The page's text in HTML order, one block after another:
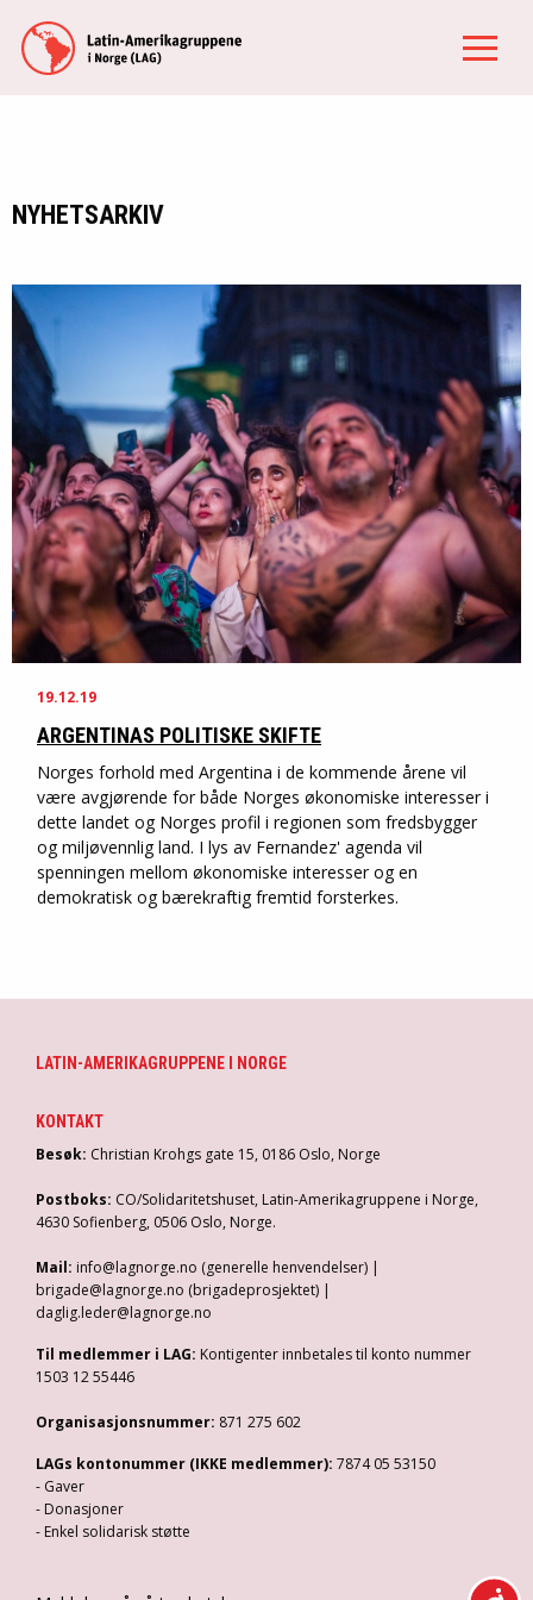
NYHETSARKIV
19.12.19
ARGENTINAS POLITISKE SKIFTE
Norges forhold med Argentina i de kommende årene vil
være avgjørende for både Norges økonomiske interesser i
dette landet og Norges profil i regionen som fredsbygger
og miljøvennlig land. I lys av Fernandez' agenda vil
spenningen mellom økonomiske interesser og en
demokratisk og bærekraftig fremtid forsterkes.
LATIN-AMERIKAGRUPPENE I NORGE
KONTAKT
Besøk: Christian Krohgs gate 15, 0186 Oslo, Norge
Postboks: CO/Solidaritetshuset, Latin-Amerikagruppene i Norge,
4630 Sofienberg, 0506 Oslo, Norge.
Mail: info@lagnorge.no (generelle henvendelser) |
brigade@lagnorge.no (brigadeprosjektet) |
daglig.leder@lagnorge.no
Til medlemmer i LAG: Kontigenter innbetales til konto nummer
1503 12 55446
Organisasjonsnummer: 871 275 602
LAGs kontonummer (IKKE medlemmer): 7874 05 53150
- Gaver
- Donasjoner
- Enkel solidarisk støtte